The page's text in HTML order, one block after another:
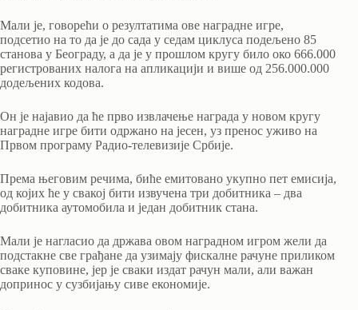
Мали је, говорећи о резултатима ове наградне игре,
подсетио на то да је до сада у седам циклуса подељено 85
станова у Београду, а да је у прошлом кругу било око 666.000
регистрованих налога на апликацији и више од 256.000.000
додељених кодова.
Он је најавио да ће прво извлачење награда у новом кругу
наградне игре бити одржано на јесен, уз пренос уживо на
Првом програму Радио-телевизије Србије.
Према његовим речима, биће емитовано укупно пет емисија,
од којих ће у свакој бити извучена три добитника – два
добитника аутомобила и један добитник стана.
Мали је нагласио да држава овом наградном игром жели да
подстакне све грађане да узимају фискалне рачуне приликом
сваке куповине, јер је сваки издат рачун мали, али важан
допринос у сузбијању сиве економије.